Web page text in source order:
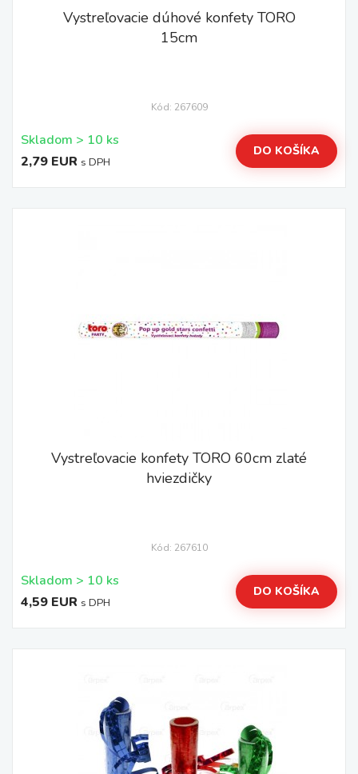
Vystreľovacie dúhové konfety TORO
15cm
Kód: 267609
Skladom > 10 ks
2,79 EUR s DPH
DO KOŠÍKA
Vystreľovacie konfety TORO 60cm zlaté
hviezdičky
Kód: 267610
Skladom > 10 ks
4,59 EUR s DPH
DO KOŠÍKA